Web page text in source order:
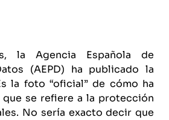
la Agencia Española de
(AEPD) ha publicado la
la foto “oficial” de cómo ha
se refiere a la protección
No sería exacto decir que